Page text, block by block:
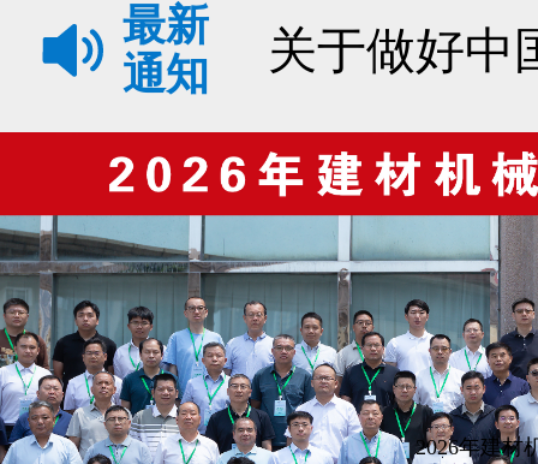
最新
通知
2026年中国建材